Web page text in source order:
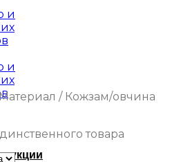
/ Кожзам/овчина
товара